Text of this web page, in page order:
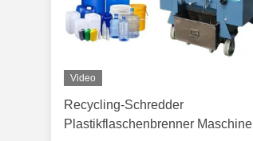
Video
Recycling-Schredder
Plastikflaschenbrenner Maschine